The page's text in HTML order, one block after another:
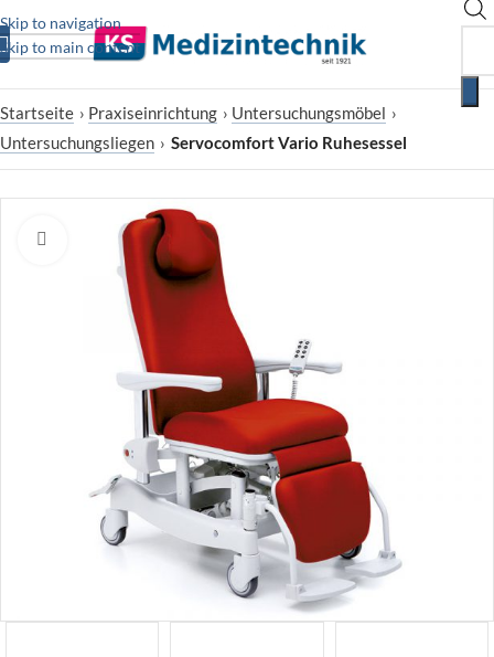
Skip to navigation
Skip to main content
Startseite › Praxiseinrichtung › Untersuchungsmöbel ›
Untersuchungsliegen › Servocomfort Vario Ruhesessel
Zum Vergrößern klicken